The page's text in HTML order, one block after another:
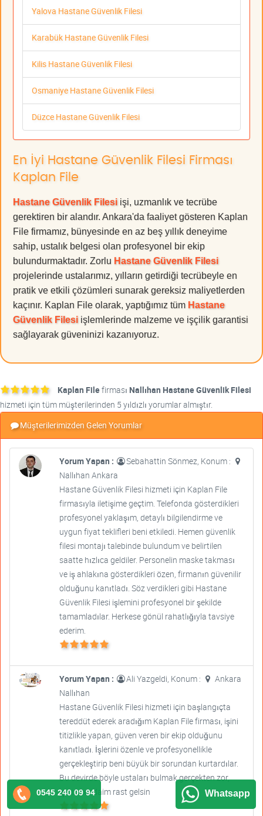
Yalova Hastane Güvenlik Filesi
Karabük Hastane Güvenlik Filesi
Kilis Hastane Güvenlik Filesi
Osmaniye Hastane Güvenlik Filesi
Düzce Hastane Güvenlik Filesi
En İyi Hastane Güvenlik Filesi Firması
Kaplan File
Hastane Güvenlik Filesi işi, uzmanlık ve tecrübe
gerektiren bir alandır. Ankara'da faaliyet gösteren Kaplan
File firmamız, bünyesinde en az beş yıllık deneyime
sahip, ustalık belgesi olan profesyonel bir ekip
bulundurmaktadır. Zorlu Hastane Güvenlik Filesi
projelerinde ustalarımız, yılların getirdiği tecrübeyle en
pratik ve etkili çözümleri sunarak gereksiz maliyetlerden
kaçınır. Kaplan File olarak, yaptığımız tüm Hastane
Güvenlik Filesi işlemlerinde malzeme ve işçilik garantisi
sağlayarak güveninizi kazanıyoruz.
Kaplan Filefirması Nallıhan Hastane Güvenlik Filesi
hizmeti için tüm müşterilerinden 5 yıldızlı yorumlar almıştır.
Müşterilerimizden Gelen Yorumlar
Yorum Yapan :
Sebahattin Sönmez, Konum :
Nallıhan Ankara
Hastane Güvenlik Filesi hizmeti için Kaplan File
firmasıyla iletişime geçtim. Telefonda gösterdikleri
profesyonel yaklaşım, detaylı bilgilendirme ve
uygun fiyat teklifleri beni etkiledi. Hemen güvenlik
filesi montajı talebinde bulundum ve belirtilen
saatte hızlıca geldiler. Personelin maske takması
ve iş ahlakına gösterdikleri özen, firmanın güvenilir
olduğunu kanıtladı. Söz verdikleri gibi Hastane
Güvenlik Filesi işlemini profesyonel bir şekilde
tamamladılar. Herkese gönül rahatlığıyla tavsiye
ederim.
Yorum Yapan : Ali Yazgeldi, Konum :
Ankara
Nallıhan
Hastane Güvenlik Filesi hizmeti için başlangıçta
tereddüt ederek aradığım Kaplan File firması, işini
titizlikle yapan, güven veren bir ekip olduğunu
kanıtladı. İşlerini özenle ve profesyonellikle
gerçekleştirip beni büyük bir sorundan kurtardılar.
Bu devirde böyle ustaları bulmak gerçekten zor,
işiniz her daim rast gelsin
0545 240 09 94 Whatsapp